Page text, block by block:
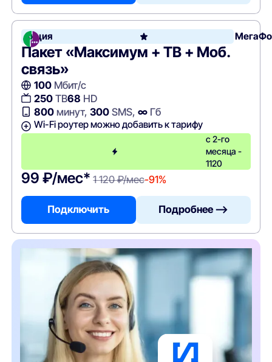
Акция
Пакет «Максимум + ТВ + Моб.
связь»
100Мбит/с
250ТВ68 HD
800минут, 300SMS, ∞Гб
Wi-Fi роутер можно добавить к тарифу
с 2-го
месяца -
1120
99 ₽/мес* 1 120 ₽/мес-91%
Подключить Подробнее —>